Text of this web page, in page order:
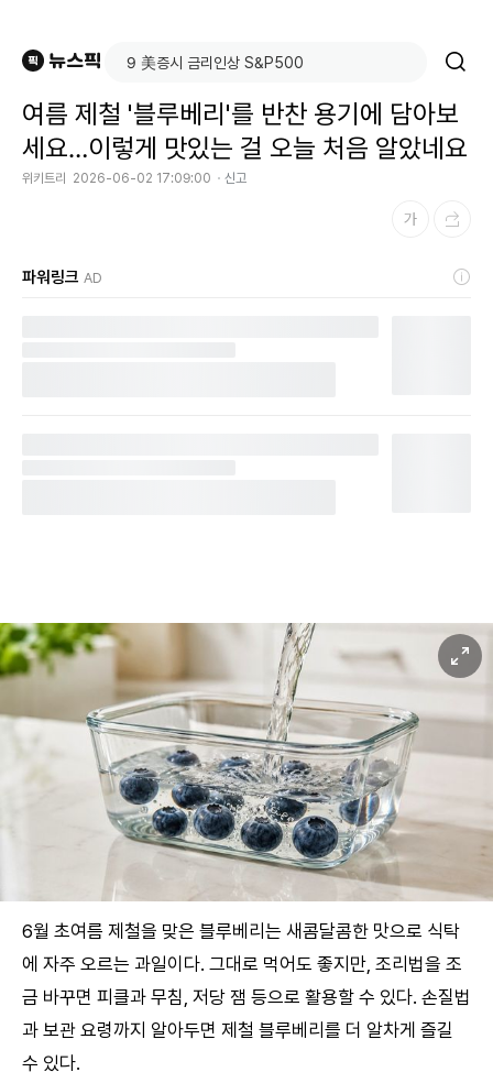
여름 제철 '블루베리'를 반찬 용기에 담아보
세요…이렇게 맛있는 걸 오늘 처음 알았네요
위키트리 2026-06-02 17:09:00 신고
파워링크 AD
6월 초여름 제철을 맞은 블루베리는 새콤달콤한 맛으로 식탁
에 자주 오르는 과일이다. 그대로 먹어도 좋지만, 조리법을 조
금 바꾸면 피클과 무침, 저당 잼 등으로 활용할 수 있다. 손질법
과 보관 요령까지 알아두면 제철 블루베리를 더 알차게 즐길
수 있다.